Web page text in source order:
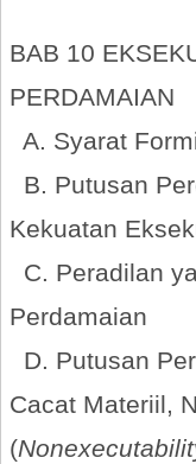
BAB 10
PERDAMAIAN
A. Syarat
B. Putusan
Kekuatan
C. Peradilan
Perdamaian
D. Putusan
Cacat Materiil,
(